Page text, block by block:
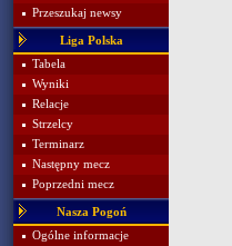
Przeszukaj newsy
Liga Polska
Tabela
Wyniki
Relacje
Strzelcy
Terminarz
Następny mecz
Poprzedni mecz
Nasza Pogoń
Ogólne informacje